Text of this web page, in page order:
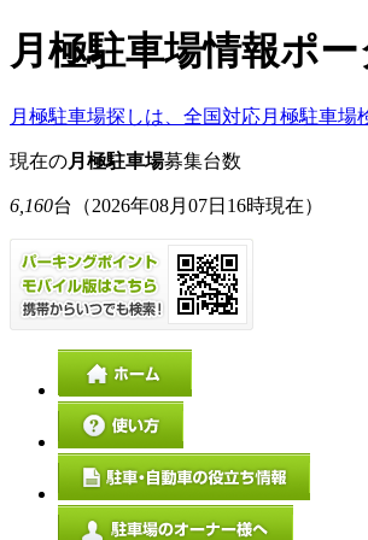
月極駐車場情報ポ
月極駐車場探しは、全国対応月極駐車場
現在の月極駐車場募集台数
6,160台 （2026年08月07日16時現在）